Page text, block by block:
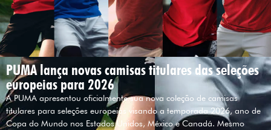
PUMA lança novas camisas titulares das seleções
europeias para 2026
A PUMA apresentou oficialmente sua nova coleção de camisas
titulares para seleções europeias visando a temporada 2026, ano de
Copa do Mundo nos Estados Unidos, México e Canadá. Mesmo